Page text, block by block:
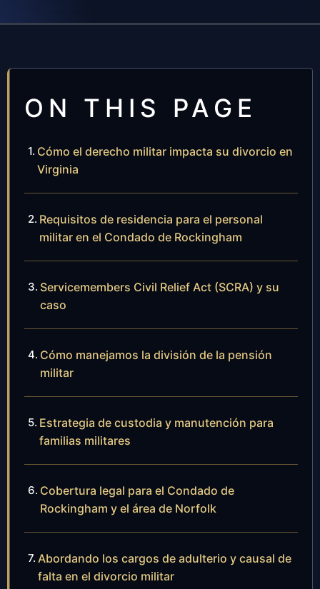
ON THIS PAGE
Cómo el derecho militar impacta su divorcio en
Virginia
Requisitos de residencia para el personal
militar en el Condado de Rockingham
Servicemembers Civil Relief Act (SCRA) y su
caso
Cómo manejamos la división de la pensión
militar
Estrategia de custodia y manutención para
familias militares
Cobertura legal para el Condado de
Rockingham y el área de Norfolk
Abordando los cargos de adulterio y causal de
falta en el divorcio militar